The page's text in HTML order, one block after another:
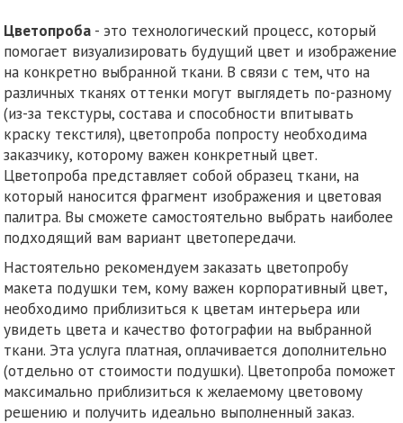
Цветопроба - это технологический процесс, который
помогает визуализировать будущий цвет и изображение
на конкретно выбранной ткани. В связи с тем, что на
различных тканях оттенки могут выглядеть по-разному
(из-за текстуры, состава и способности впитывать
краску текстиля), цветопроба попросту необходима
заказчику, которому важен конкретный цвет.
Цветопроба представляет собой образец ткани, на
который наносится фрагмент изображения и цветовая
палитра. Вы сможете самостоятельно выбрать наиболее
подходящий вам вариант цветопередачи.
Настоятельно рекомендуем заказать цветопробу
макета подушки тем, кому важен корпоративный цвет,
необходимо приблизиться к цветам интерьера или
увидеть цвета и качество фотографии на выбранной
ткани. Эта услуга платная, оплачивается дополнительно
(отдельно от стоимости подушки). Цветопроба поможет
максимально приблизиться к желаемому цветовому
решению и получить идеально выполненный заказ.